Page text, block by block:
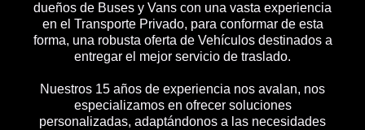
dueños de Buses y Vans con una vasta experiencia
en el Transporte Privado, para conformar de esta
forma, una robusta oferta de Vehículos destinados a
entregar el mejor servicio de traslado.
Nuestros 15 años de experiencia nos avalan, nos
especializamos en ofrecer soluciones
personalizadas, adaptándonos a las necesidades